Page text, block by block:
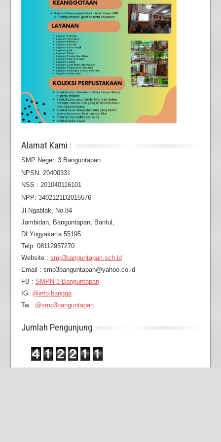
Alamat Kami :
SMP Negeri 3 Banguntapan
NPSN: 20400331
NSS : 201040116101
NPP: 3402121D2015576
Jl.Ngablak, No.84
Jambidan,
Banguntapan, Bantul,
DI Yogyakarta 55195
Telp. 08112957270
Website : smp3banguntapan.sch.id
Email : smp3banguntapan@yahoo.co.id
FB : SMPN 3 Banguntapan
IG: @info.bangga
Tw : @smp3banguntapan
Jumlah Pengunjung